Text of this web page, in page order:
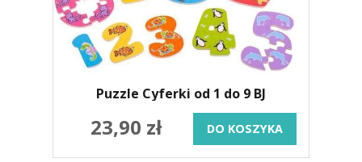
Puzzle Cyferki od 1 do 9 BJ
23,90 zł DO KOSZYKA